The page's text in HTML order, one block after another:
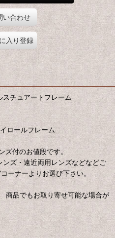
い合わせ
入り登録
チュアートフレーム
ロールフレーム
ズ付のお値段です。
ズ・遠近両用レンズなどなどご
ーナーよりお選び下さい。
品でもお取り寄せ可能な場合が